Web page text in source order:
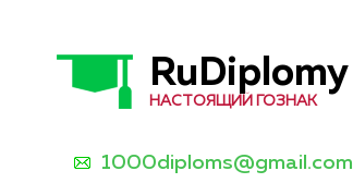
RuDiplomy
НАСТОЯЩИЙ ГОЗНАК
1000diploms@gmail.com